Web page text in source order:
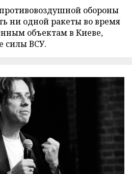
обороны
ни одной ракеты во время
объектам в Киеве,
силы ВСУ.